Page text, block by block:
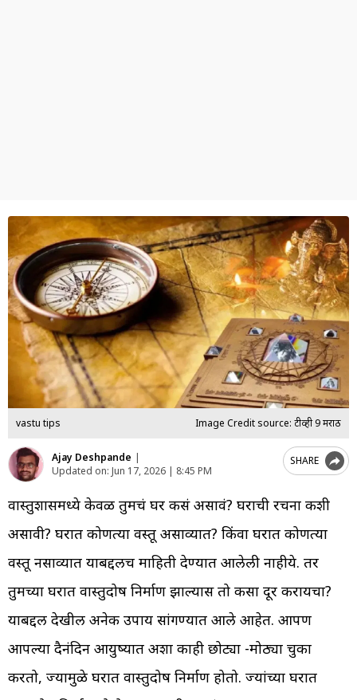
vastu tips Image Credit source: टीव्ही 9 मराठी
Ajay Deshpande |
Updated on: Jun 17, 2026 | 8:45 PM
SHARE
वास्तुशास्त्रामध्ये केवळ तुमचं घर कसं असावं? घराची रचना कशी
असावी? घरात कोणत्या वस्तू असाव्यात? किंवा घरात कोणत्या
वस्तू नसाव्यात याबद्दलच माहिती देण्यात आलेली नाहीये. तर
तुमच्या घरात वास्तुदोष निर्माण झाल्यास तो कसा दूर करायचा?
याबद्दल देखील अनेक उपाय सांगण्यात आले आहेत. आपण
आपल्या दैनंदिन आयुष्यात अशा काही छोट्या -मोठ्या चुका
करतो, ज्यामुळे घरात वास्तुदोष निर्माण होतो. ज्यांच्या घरात